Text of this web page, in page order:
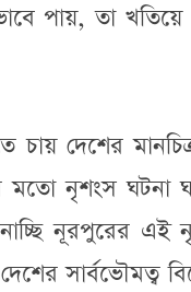
পায়, তা খতিয়ে
চায় দেশের
মতো নৃশংস ঘটনা
নূরপুরের এই
সার্বভৌমত্ব